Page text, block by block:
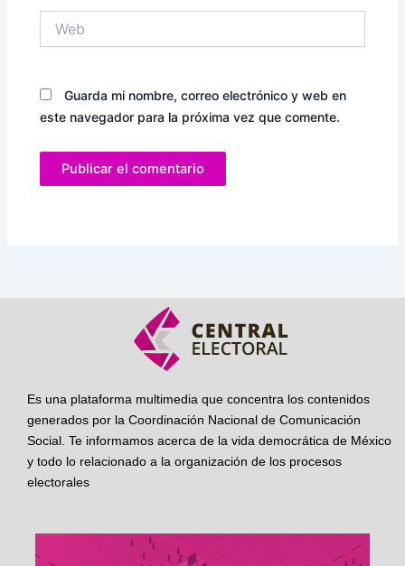
Guarda mi nombre, correo electrónico y web en
este navegador para la próxima vez que comente.
Es una plataforma multimedia que concentra los contenidos
generados por la Coordinación Nacional de Comunicación
Social. Te informamos acerca de la vida democrática de México
y todo lo relacionado a la organización de los procesos
electorales